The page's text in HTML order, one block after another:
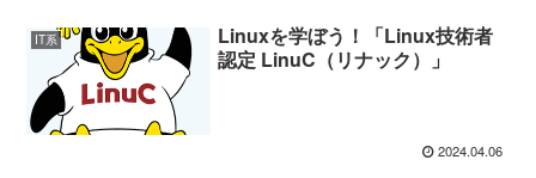
IT系
Linuxを学ぼう！「Linux技術者
認定 LinuC（リナック）」
2024.04.06